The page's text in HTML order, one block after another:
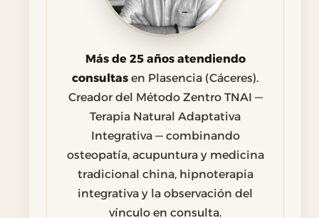
Más de 25 años atendiendo
consultas en Plasencia (Cáceres).
Creador del Método Zentro TNAI —
Terapia Natural Adaptativa
Integrativa — combinando
osteopatía, acupuntura y medicina
tradicional china, hipnoterapia
integrativa y la observación del
vínculo en consulta.